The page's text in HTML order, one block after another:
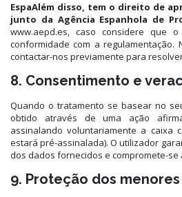
EspaAlém disso, tem o direito de
junto da Agência Espanhola de
www.aepd.es, caso considere que
conformidade com a regulamentação.
contactar-nos previamente para
8. Consentimento e
Quando o tratamento se basear no
obtido através de uma ação
assinalando voluntariamente a caixa
estará pré-assinalada). O utilizador
dos dados fornecidos e compromete-se
9. Proteção dos menores